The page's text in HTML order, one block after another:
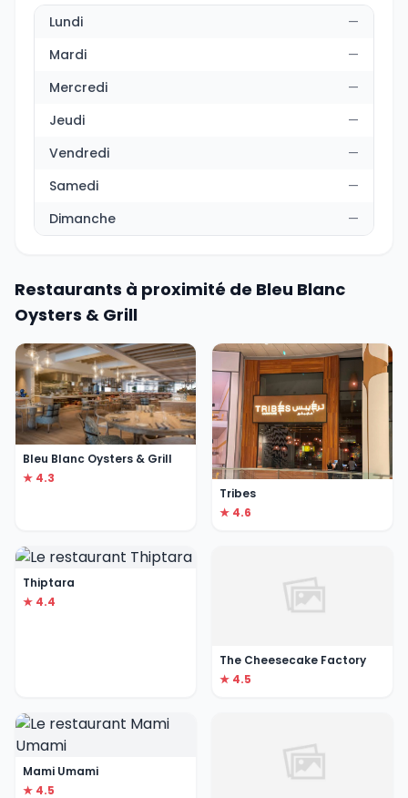
Lundi
—
Mardi
—
Mercredi
—
Jeudi
—
Vendredi
—
Samedi
—
Dimanche
—
Restaurants à proximité de Bleu Blanc
Oysters & Grill
Bleu Blanc Oysters & Grill
★ 4.3
Tribes
★ 4.6
Thiptara
★ 4.4
The Cheesecake Factory
★ 4.5
Mami Umami
★ 4.5